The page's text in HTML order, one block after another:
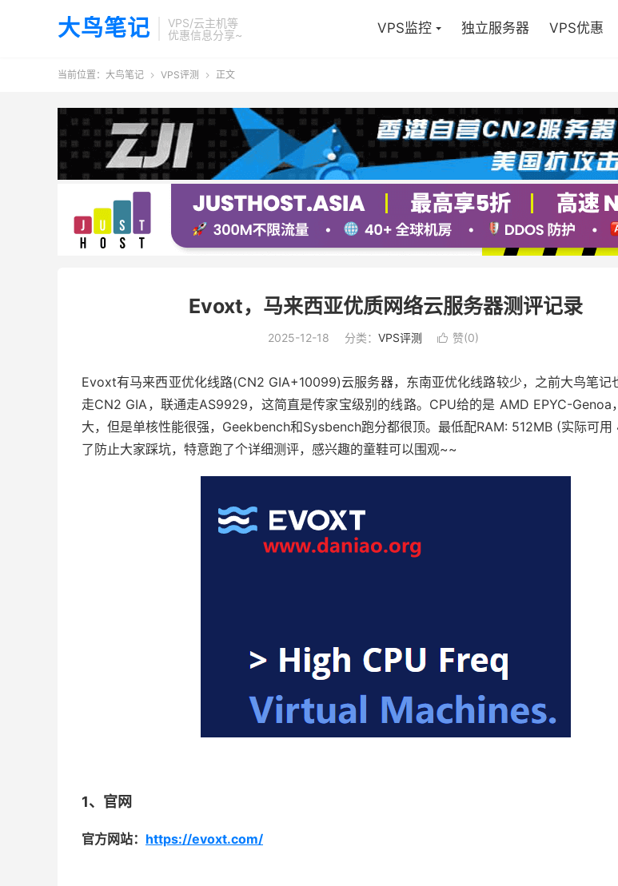
大鸟笔记
VPS/云主机等
优惠信息分享~
VPS监控 独立服务器 VPS优惠
当前位置： 大鸟笔记  VPS评测  正文
Evoxt，马来西亚优质网络云服务器测评记录
2025-12-18 分类： VPS评测  赞(0)
Evoxt有马来西亚优化线路(CN2 GIA+10099)云服务器，东南亚优化线路较少，之前大鸟笔记
走CN2 GIA，联通走AS9929，这简直是传家宝级别的线路。CPU给的是 AMD EPYC-Genoa
大，但是单核性能很强，Geekbench和Sysbench跑分都很顶。最低配RAM: 512MB (实际可用
了防止大家踩坑，特意跑了个详细测评，感兴趣的童鞋可以围观~~
1、官网
官方网站： https://evoxt.com/